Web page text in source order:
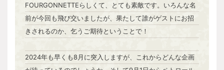
FOURGONNETTEらしくて、とても素敵です。いろんな名
前が今回も飛び交いましたが、果たして誰がゲストにお招
きされるのか、乞うご期待ということで！
2024年も早くも8月に突入しますが、これからどんな企画